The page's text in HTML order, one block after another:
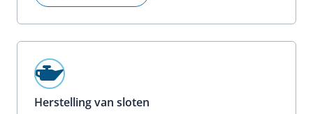
Herstelling van sloten